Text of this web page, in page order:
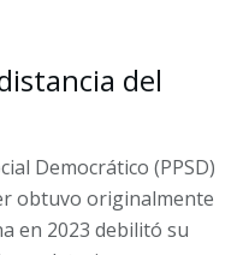
del
Democrático (PPSD)
obtuvo originalmente
en 2023 debilitó su